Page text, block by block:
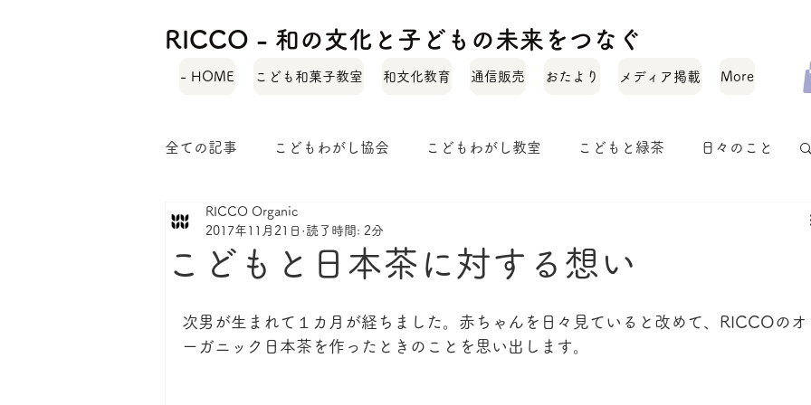
RICCO - 和の文化と子どもの未来をつなぐ
- HOME こども和菓子教室 和文化教育 通信販売 おたより メディア掲載 More
全ての記事 こどもわがし協会 こどもわがし教室 こどもと緑茶 日々のこと
自己紹介 緑茶レシピ
こどもと日本茶に対する想い
RICCO Organic
2017年11月21日
読了時間: 2分
次男が生まれて１カ月が経ちました。赤ちゃんを日々見ていると改めて、RICCOのオ
ーガニック日本茶を作ったときのことを思い出します。